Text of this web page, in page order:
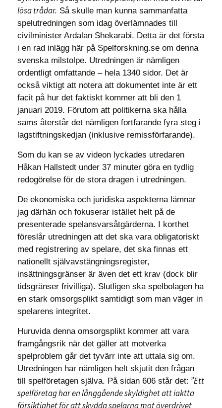
lösa trådar. Så skulle man kunna sammanfatta
spelutredningen som idag överlämnades till
civilminister Ardalan Shekarabi. Detta är det första
i en rad inlägg här på Spelforskning.se om denna
svenska milstolpe. Utredningen är nämligen
ordentligt omfattande – hela 1340 sidor. Det är
också viktigt att notera att dokumentet inte är ett
facit på hur det faktiskt kommer att bli den 1
januari 2019. Förutom att politikerna ska hålla
sams återstår det nämligen fortfarande fyra steg i
lagstiftningskedjan (inklusive remissförfarande).
Som du kan se av videon lyckades utredaren
Håkan Hallstedt under 37 minuter göra en tydlig
redogörelse för de stora dragen i utredningen.
De ekonomiska och juridiska aspekterna lämnar
jag därhän och fokuserar istället helt på de
presenterade spelansvarsåtgärderna. I korthet
föreslår utredningen att det ska vara obligatoriskt
med registrering av spelare, det ska finnas ett
nationellt självavstängningsregister,
insättningsgränser är även det ett krav (dock blir
tidsgränser frivilliga). Slutligen ska spelbolagen ha
en stark omsorgsplikt samtidigt som man väger in
spelarens integritet.
Huruvida denna omsorgsplikt kommer att vara
framgångsrik när det gäller att motverka
spelproblem går det tyvärr inte att uttala sig om.
Utredningen har nämligen helt skjutit den frågan
till spelföretagen själva. På sidan 606 står det: ”Ett
spelföretag har en långgående skyldighet att iaktta
försiktighet för att skydda spelarna mot överdrivet